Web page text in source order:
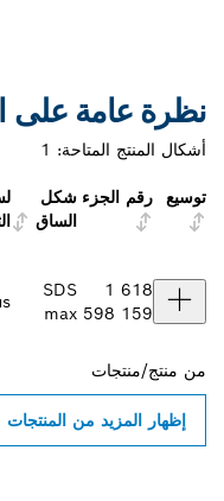
نظرة عامة على
أشكال المنتج المتاحة: 1
توسيع رقم الجزء شكل
الساق
1 618
598 159
SDS
max
من منتج/منتجات
إظهار المزيد من المنتجات